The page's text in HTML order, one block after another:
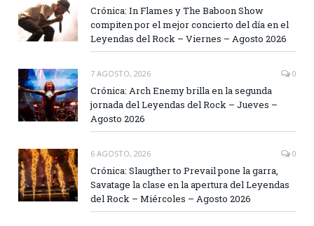
Crónica: In Flames y The Baboon Show
compiten por el mejor concierto del día en el
Leyendas del Rock – Viernes – Agosto 2026
7 AGOSTO, 2026 0
Crónica: Arch Enemy brilla en la segunda
jornada del Leyendas del Rock – Jueves –
Agosto 2026
6 AGOSTO, 2026 0
Crónica: Slaugther to Prevail pone la garra,
Savatage la clase en la apertura del Leyendas
del Rock – Miércoles – Agosto 2026